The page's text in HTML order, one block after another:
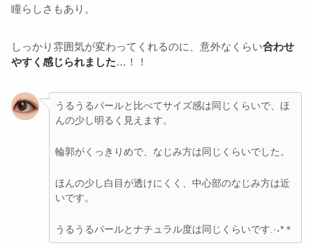
瞳らしさもあり。
しっかり雰囲気が変わってくれるのに、意外なくらい合わせ
やすく感じられました…！！
うるうるパールと比べてサイズ感は同じくらいで、ほ
んの少し明るく見えます。
輪郭がくっきりめで、なじみ方は同じくらいでした。
ほんの少し白目が透けにくく、中心部のなじみ方は近
いです。
うるうるパールとナチュラル度は同じくらいです.·˖*＊